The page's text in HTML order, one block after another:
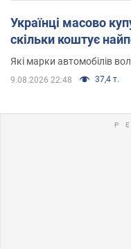
Українці масово
скільки коштує
Які марки автомобілів
9.08.2026 22:48 37,4 т.